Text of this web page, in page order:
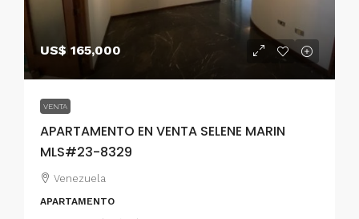
US$ 165,000
VENTA
APARTAMENTO EN VENTA SELENE MARIN
MLS#23-8329
Venezuela
APARTAMENTO